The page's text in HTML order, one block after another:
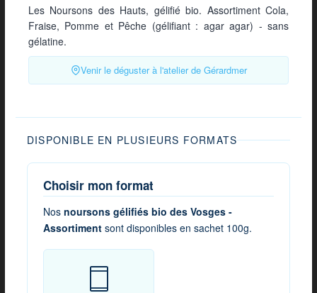
Les Noursons des Hauts, gélifié bio. Assortiment Cola,
Fraise, Pomme et Pêche (gélifiant : agar agar) - sans
gélatine.
Venir le déguster à l'atelier de Gérardmer
DISPONIBLE EN PLUSIEURS FORMATS
Choisir mon format
Nos noursons gélifiés bio des Vosges -
Assortiment sont disponibles en sachet 100g.